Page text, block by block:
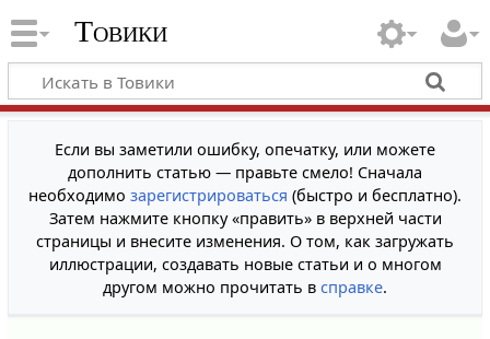
Товики
Если вы заметили ошибку, опечатку, или можете
дополнить статью — правьте смело! Сначала
необходимо зарегистрироваться (быстро и бесплатно).
Затем нажмите кнопку «править» в верхней части
страницы и внесите изменения. О том, как загружать
иллюстрации, создавать новые статьи и о многом
другом можно прочитать в справке.